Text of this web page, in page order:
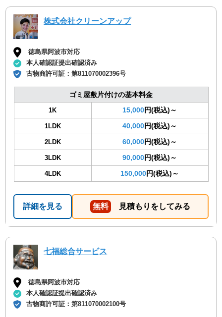
株式会社クリーンアップ
徳島県阿波市対応
本人確認証提出確認済み
古物商許可証：第811070002396号
ゴミ屋敷片付けの基本料金
1K 15,000円(税込)～
1LDK 40,000円(税込)～
2LDK 60,000円(税込)～
3LDK 90,000円(税込)～
4LDK 150,000円(税込)～
詳細を見る 無料 見積もりをしてみる
七福総合サービス
徳島県阿波市対応
本人確認証提出確認済み
古物商許可証：第811070002100号